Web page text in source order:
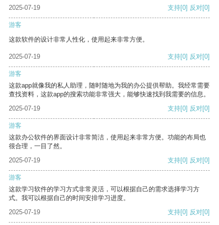
2025-07-19
支持[0] 反对[0]
游客
这款软件的设计非常人性化，使用起来非常方便。
2025-07-19 支持[0] 反对[0]
游客
这款app就像我的私人助理，随时随地为我的办公提供帮助。我经常需要
查找资料，这款app的搜索功能非常强大，能够快速找到我需要的信息。
2025-07-19
支持[0] 反对[0]
游客
这款办公软件的界面设计非常简洁，使用起来非常方便。功能的布局也
很合理，一目了然。
2025-07-19
支持[0] 反对[0]
游客
这款学习软件的学习方式非常灵活，可以根据自己的需求选择学习方
式。我可以根据自己的时间安排学习进度。
2025-07-19
支持[0] 反对[0]